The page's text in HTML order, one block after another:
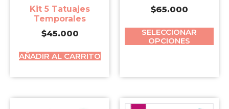
Kit 5 Tatuajes
Temporales
$45.000
AÑADIR AL CARRITO
$65.000
SELECCIONAR
OPCIONES